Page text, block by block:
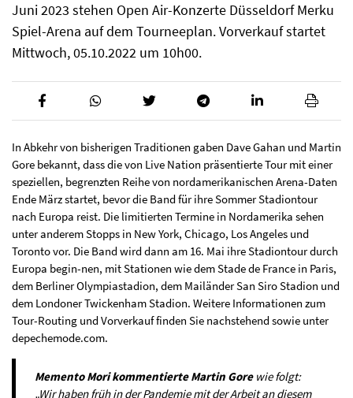
Juni 2023 stehen Open Air-Konzerte Düsseldorf Merku
Spiel-Arena auf dem Tourneeplan. Vorverkauf startet
Mittwoch, 05.10.2022 um 10h00.
In Abkehr von bisherigen Traditionen gaben Dave Gahan und Martin
Gore bekannt, dass die von Live Nation präsentierte Tour mit einer
speziellen, begrenzten Reihe von nordamerikanischen Arena-Daten
Ende März startet, bevor die Band für ihre Sommer Stadiontour
nach Europa reist. Die limitierten Termine in Nordamerika sehen
unter anderem Stopps in New York, Chicago, Los Angeles und
Toronto vor. Die Band wird dann am 16. Mai ihre Stadiontour durch
Europa begin-nen, mit Stationen wie dem Stade de France in Paris,
dem Berliner Olympiastadion, dem Mailänder San Siro Stadion und
dem Londoner Twickenham Stadion. Weitere Informationen zum
Tour-Routing und Vorverkauf finden Sie nachstehend sowie unter
depechemode.com.
Memento Mori kommentierte Martin Gorewie folgt:
„Wir haben früh in der Pandemie mit der Arbeit an diesem